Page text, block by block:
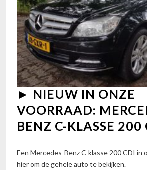
► NIEUW IN ONZE
VOORRAAD:
BENZ C-KLASSE 200
Een Mercedes-Benz C-klasse 200 CDI in
hier om de gehele auto te bekijken.